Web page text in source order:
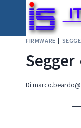
contenuto
FIRMWARE |
Di